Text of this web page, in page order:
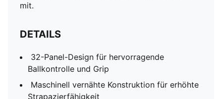
mit.
DETAILS
32-Panel-Design für hervorragende
Ballkontrolle und Grip
Maschinell vernähte Konstruktion für erhöhte
Strapazierfähigkeit